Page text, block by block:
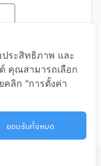
ระสิทธิภาพ และ
คุณสามารถเลือก
คลิก "การตั้งค่า
ยอมรับทั้งหมด